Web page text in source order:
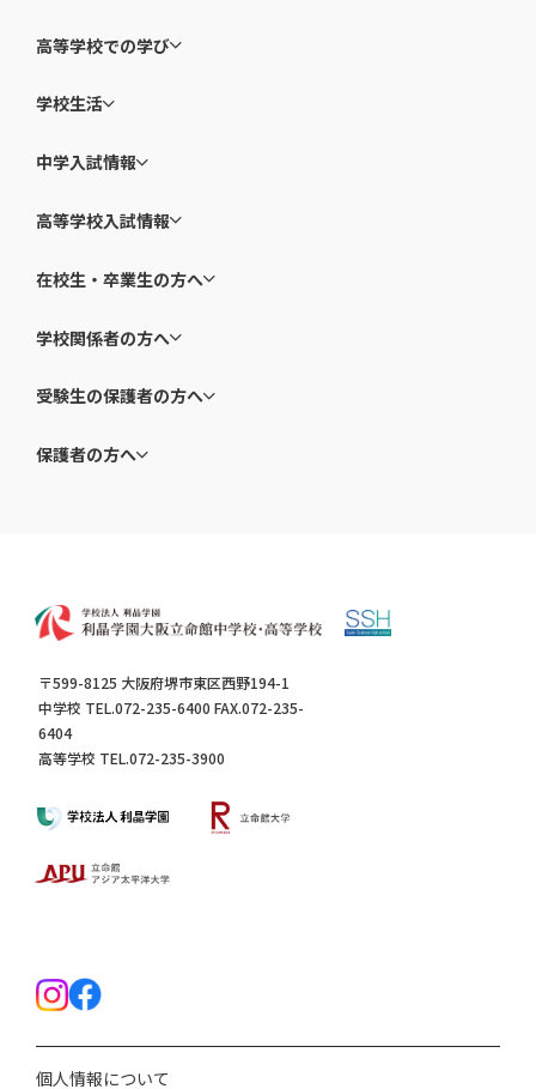
高等学校での学び
学校生活
中学入試情報
高等学校入試情報
在校生・卒業生の方へ
学校関係者の方へ
受験生の保護者の方へ
保護者の方へ
〒599-8125 大阪府堺市東区西野194-1
中学校 TEL.072-235-6400 FAX.072-235-
6404
高等学校 TEL.072-235-3900
個人情報について